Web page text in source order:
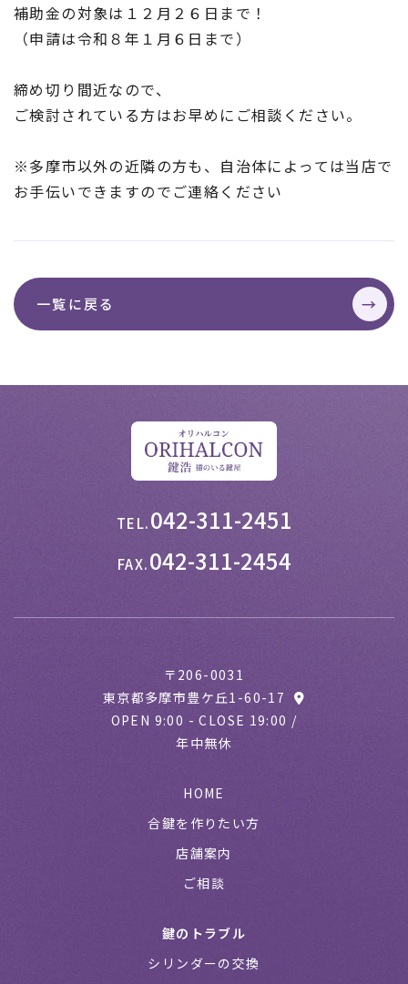
補助金の対象は１２月２６日まで！
（申請は令和８年１月６日まで）
締め切り間近なので、
ご検討されている方はお早めにご相談ください。
※多摩市以外の近隣の方も、自治体によっては当店で
お手伝いできますのでご連絡ください
→
一覧に戻る
TEL.042-311-2451
FAX.042-311-2454
〒206-0031
東京都多摩市豊ケ丘1-60-17
OPEN 9:00 - CLOSE 19:00 /
年中無休
HOME
合鍵を作りたい方
店舗案内
ご相談
鍵のトラブル
シリンダーの交換